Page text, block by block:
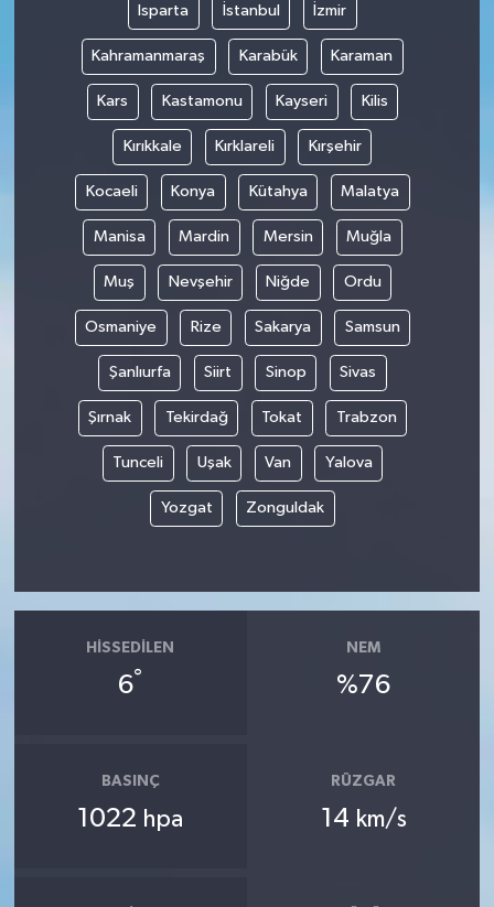
Isparta İstanbul İzmir
Kahramanmaraş Karabük Karaman
Kars Kastamonu Kayseri Kilis
Kırıkkale Kırklareli Kırşehir
Kocaeli Konya Kütahya Malatya
Manisa Mardin Mersin Muğla
Muş Nevşehir Niğde Ordu
Osmaniye Rize Sakarya Samsun
Şanlıurfa Siirt Sinop Sivas
Şırnak Tekirdağ Tokat Trabzon
Tunceli Uşak Van Yalova
Yozgat Zonguldak
HISSEDILEN
6°
NEM
%76
BASINÇ
1022 hpa
RÜZGAR
14 km/s